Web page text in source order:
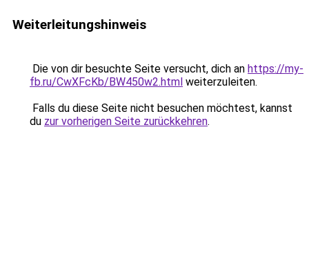
Weiterleitungshinweis
Die von dir besuchte Seite versucht, dich an https://my-
fb.ru/CwXFcKb/BW450w2.html weiterzuleiten.
Falls du diese Seite nicht besuchen möchtest, kannst
du zur vorherigen Seite zurückkehren.